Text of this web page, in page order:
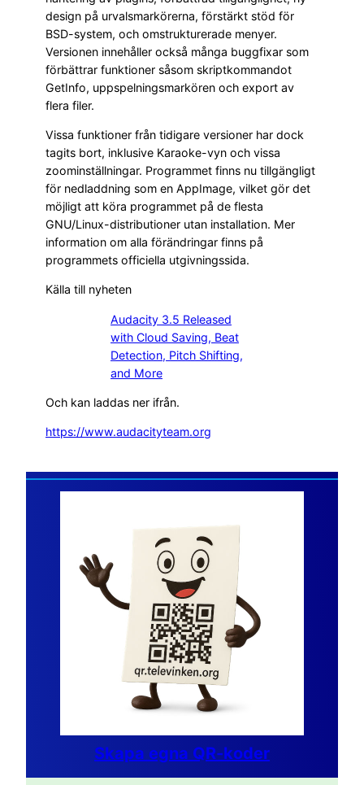
design på urvalsmarkörerna, förstärkt stöd för
BSD-system, och omstrukturerade menyer.
Versionen innehåller också många buggfixar som
förbättrar funktioner såsom skriptkommandot
GetInfo, uppspelningsmarkören och export av
flera filer.
Vissa funktioner från tidigare versioner har dock
tagits bort, inklusive Karaoke-vyn och vissa
zoominställningar. Programmet finns nu tillgängligt
för nedladdning som en AppImage, vilket gör det
möjligt att köra programmet på de flesta
GNU/Linux-distributioner utan installation. Mer
information om alla förändringar finns på
programmets officiella utgivningssida.
Källa till nyheten
Audacity 3.5 Released
with Cloud Saving, Beat
Detection, Pitch Shifting,
and More
Och kan laddas ner ifrån.
https://www.audacityteam.org
Skapa egna QR-koder